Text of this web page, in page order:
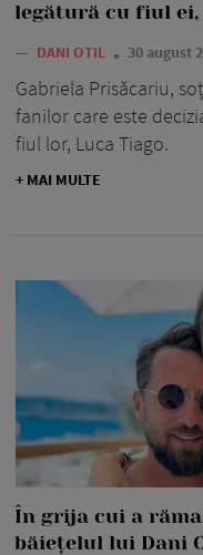
legătură cu fiul ei,
— DANI OTIL 30 august
Gabriela Prisăcariu,
fanilor care este
fiul lor, Luca Tiago.
+ MAI MULTE
În grija cui a
băiețelul lui Dani